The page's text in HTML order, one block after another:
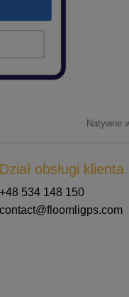
Natywne
Dział obsługi klienta
+48 534 148 150
contact@floomligps.com